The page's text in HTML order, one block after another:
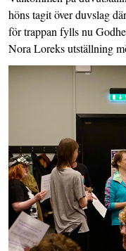
höns tagit över duvslag
för trappan fylls nu
Nora Loreks utställning